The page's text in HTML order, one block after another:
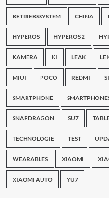
BETRIEBSSYSTEM CHINA
HYPEROS HYPEROS 2
KAMERA KI LEAK
MIUI POCO REDMI
SMARTPHONE
SNAPDRAGON SU7
TECHNOLOGIE TEST
WEARABLES XIAOMI
XIAOMI AUTO YU7